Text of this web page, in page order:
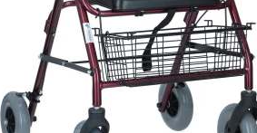
oldószert vagy más agresszív
több személy használ, pl. az